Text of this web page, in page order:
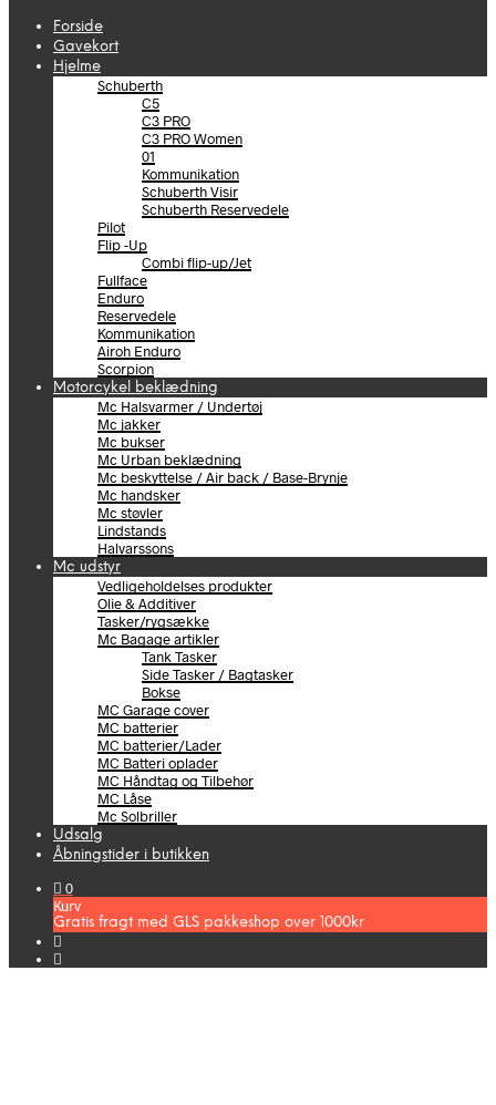
Forside
Gavekort
Hjelme
Schuberth
C5
C3 PRO
C3 PRO Women
01
Kommunikation
Schuberth Visir
Schuberth Reservedele
Pilot
Flip -Up
Combi flip-up/Jet
Fullface
Enduro
Reservedele
Kommunikation
Airoh Enduro
Scorpion
Motorcykel beklædning
Mc Halsvarmer / Undertøj
Mc jakker
Mc bukser
Mc Urban beklædning
Mc beskyttelse / Air back / Base-Brynje
Mc handsker
Mc støvler
Lindstands
Halvarssons
Mc udstyr
Vedligeholdelses produkter
Olie & Additiver
Tasker/rygsække
Mc Bagage artikler
Tank Tasker
Side Tasker / Bagtasker
Bokse
MC Garage cover
MC batterier
MC batterier/Lader
MC Batteri oplader
MC Håndtag og Tilbehør
MC Låse
Mc Solbriller
Udsalg
Åbningstider i butikken
0
Kurv
Gratis fragt med GLS pakkeshop over 1000kr